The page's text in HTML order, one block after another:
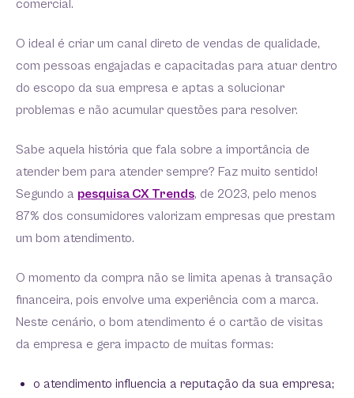
comercial.
O ideal é criar um canal direto de vendas de qualidade,
com pessoas engajadas e capacitadas para atuar dentro
do escopo da sua empresa e aptas a solucionar
problemas e não acumular questões para resolver.
Sabe aquela história que fala sobre a importância de
atender bem para atender sempre? Faz muito sentido!
Segundo a pesquisa CX Trends, de 2023, pelo menos
87% dos consumidores valorizam empresas que prestam
um bom atendimento.
O momento da compra não se limita apenas à transação
financeira, pois envolve uma experiência com a marca.
Neste cenário, o bom atendimento é o cartão de visitas
da empresa e gera impacto de muitas formas:
o atendimento influencia a reputação da sua empresa;